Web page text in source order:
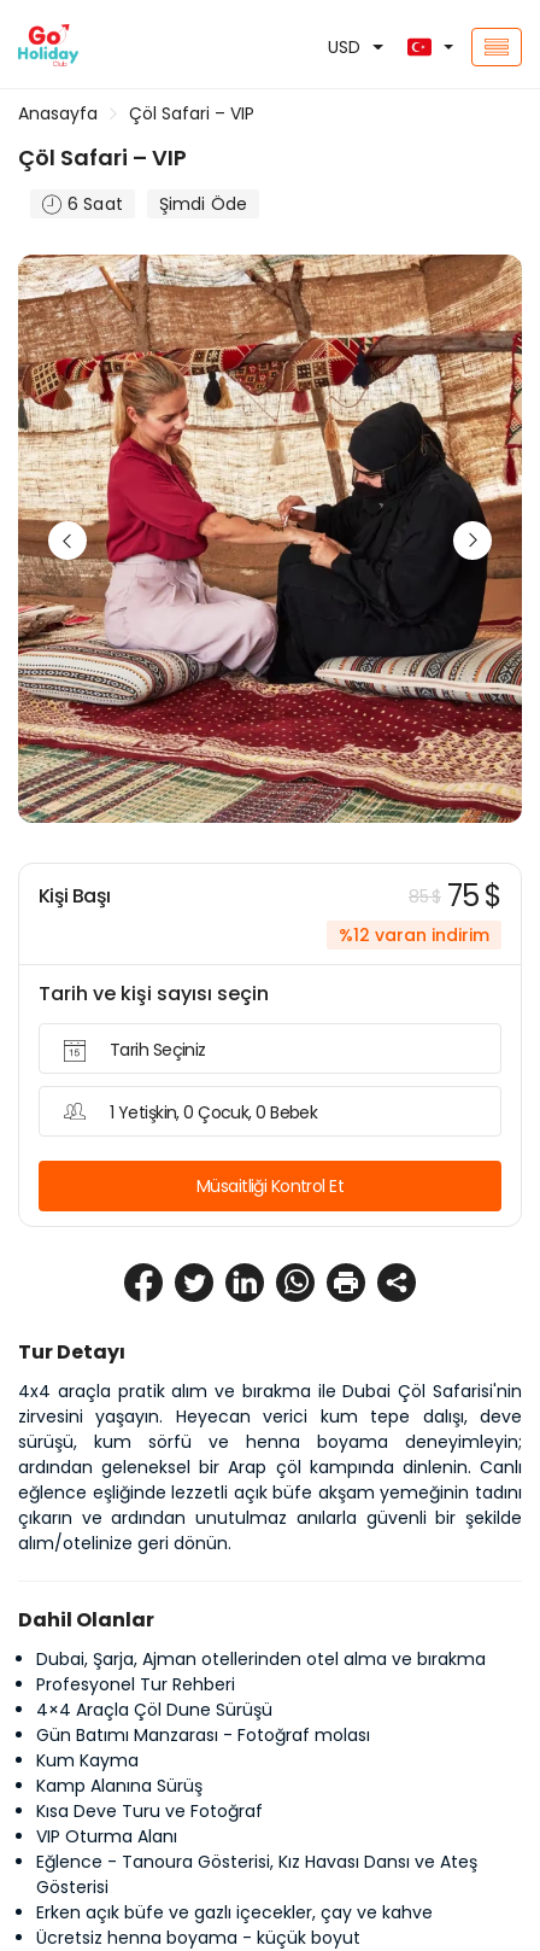
USD
Anasayfa Çöl Safari – VIP
Çöl Safari – VIP
6 Saat Şimdi Öde
Tur Detayı
4x4 araçla pratik alım ve bırakma ile Dubai Çöl Safarisi'nin
zirvesini yaşayın. Heyecan verici kum tepe dalışı, deve
sürüşü, kum sörfü ve henna boyama deneyimleyin;
ardından geleneksel bir Arap çöl kampında dinlenin. Canlı
eğlence eşliğinde lezzetli açık büfe akşam yemeğinin tadını
çıkarın ve ardından unutulmaz anılarla güvenli bir şekilde
alım/otelinize geri dönün.
Dahil Olanlar
Dubai, Şarja, Ajman otellerinden otel alma ve bırakma
Profesyonel Tur Rehberi
4×4 Araçla Çöl Dune Sürüşü
Gün Batımı Manzarası - Fotoğraf molası
Kum Kayma
Kamp Alanına Sürüş
Kısa Deve Turu ve Fotoğraf
VIP Oturma Alanı
Eğlence - Tanoura Gösterisi, Kız Havası Dansı ve Ateş
Gösterisi
Erken açık büfe ve gazlı içecekler, çay ve kahve
Ücretsiz henna boyama - küçük boyut
Kişi Başı 85 $ 75 $
%12 varan indirim
Tarih ve kişi sayısı seçin
Tarih Seçiniz
1 Yetişkin, 0 Çocuk, 0 Bebek
Müsaitliği Kontrol Et